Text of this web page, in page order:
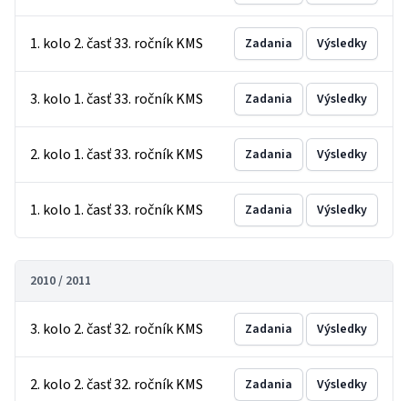
1. kolo 2. časť 33. ročník KMS Zadania Výsledky
3. kolo 1. časť 33. ročník KMS Zadania Výsledky
2. kolo 1. časť 33. ročník KMS Zadania Výsledky
1. kolo 1. časť 33. ročník KMS Zadania Výsledky
2010 / 2011
3. kolo 2. časť 32. ročník KMS Zadania Výsledky
2. kolo 2. časť 32. ročník KMS Zadania Výsledky